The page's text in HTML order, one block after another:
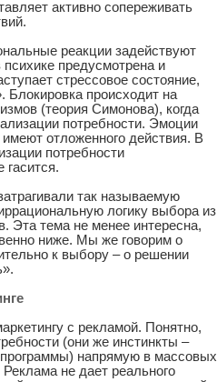
активно сопереживать
реакции задействуют
предусмотрена и
стрессовое состояние,
Блокировка происходит на
(теория Симонова), когда
потребности. Эмоции
отложенного действия. В
потребности
так называемую
логику выбора из
Эта тема не менее интересна,
ниже. Мы же говорим о
к выбору – о решении
с рекламой. Понятно,
(они же инстинкты –
напрямую в массовых
не дает реального